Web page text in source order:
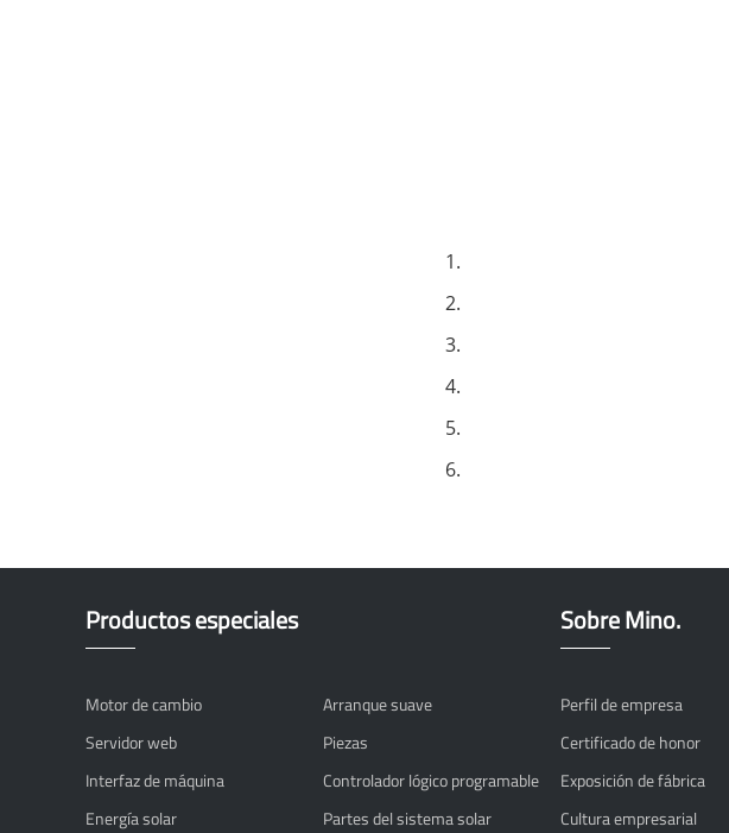
Productos especiales
Motor de cambio
Arranque suave
Servidor web
Piezas
Interfaz de máquina
Controlador lógico programable
Energía solar
Partes del sistema solar
Sobre Mino.
Perfil de empresa
Certificado de honor
Exposición de fábrica
Cultura empresarial